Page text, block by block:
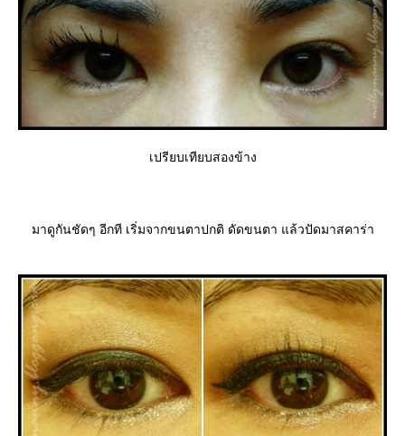
เปรียบเทียบสองข้าง
มาดูกันชัดๆ อีกที เริ่มจากขนตาปกติ ดัดขนตา แล้วปัดมาสคาร่า